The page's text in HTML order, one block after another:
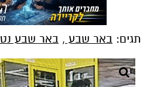
תגים: באר שבע , באר שבע נט